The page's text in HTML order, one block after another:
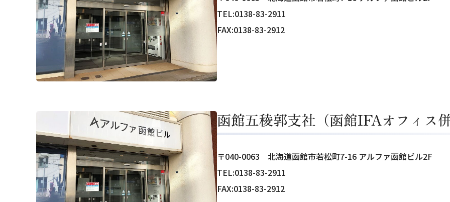
TEL:0138-83-2911
FAX:0138-83-2912
函館五稜郭支社（函館IFAオフィス
〒040-0063
北海道函館市若松町7-16 アルファ函館ビル2F
TEL:0138-83-2911
FAX:0138-83-2912